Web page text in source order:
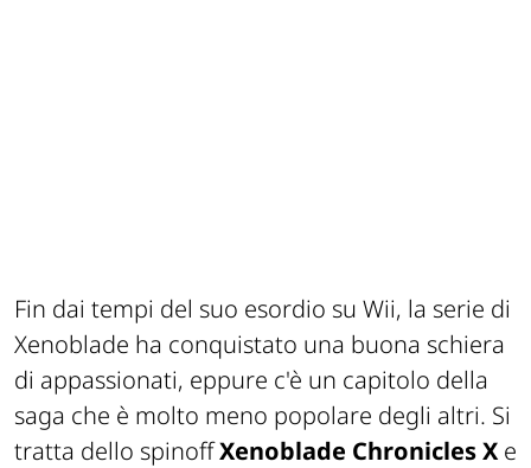
Fin dai tempi del suo esordio su Wii, la serie di
Xenoblade ha conquistato una buona schiera
di appassionati, eppure c'è un capitolo della
saga che è molto meno popolare degli altri. Si
tratta dello spinoffXenoblade Chronicles X e